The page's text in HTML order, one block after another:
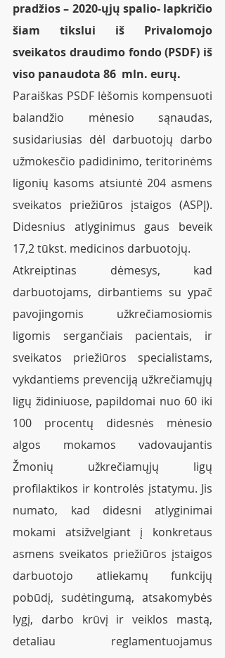
pradžios – 2020-ųjų spalio- lapkričio
šiam tikslui iš Privalomojo
sveikatos draudimo fondo (PSDF) iš
viso panaudota 86  mln. eurų.
Paraiškas PSDF lėšomis kompensuoti
balandžio mėnesio sąnaudas,
susidariusias dėl darbuotojų darbo
užmokesčio padidinimo, teritorinėms
ligonių kasoms atsiuntė 204 asmens
sveikatos priežiūros įstaigos (ASPĮ).
Didesnius atlyginimus gaus beveik
17,2 tūkst. medicinos darbuotojų.
Atkreiptinas dėmesys, kad
darbuotojams, dirbantiems su ypač
pavojingomis užkrečiamosiomis
ligomis sergančiais pacientais, ir
sveikatos priežiūros specialistams,
vykdantiems prevenciją užkrečiamųjų
ligų židiniuose, papildomai nuo 60 iki
100 procentų didesnės mėnesio
algos mokamos vadovaujantis
Žmonių užkrečiamųjų ligų
profilaktikos ir kontrolės įstatymu. Jis
numato, kad didesni atlyginimai
mokami atsižvelgiant į konkretaus
asmens sveikatos priežiūros įstaigos
darbuotojo atliekamų funkcijų
pobūdį, sudėtingumą, atsakomybės
lygį, darbo krūvį ir veiklos mastą,
detaliau reglamentuojamus